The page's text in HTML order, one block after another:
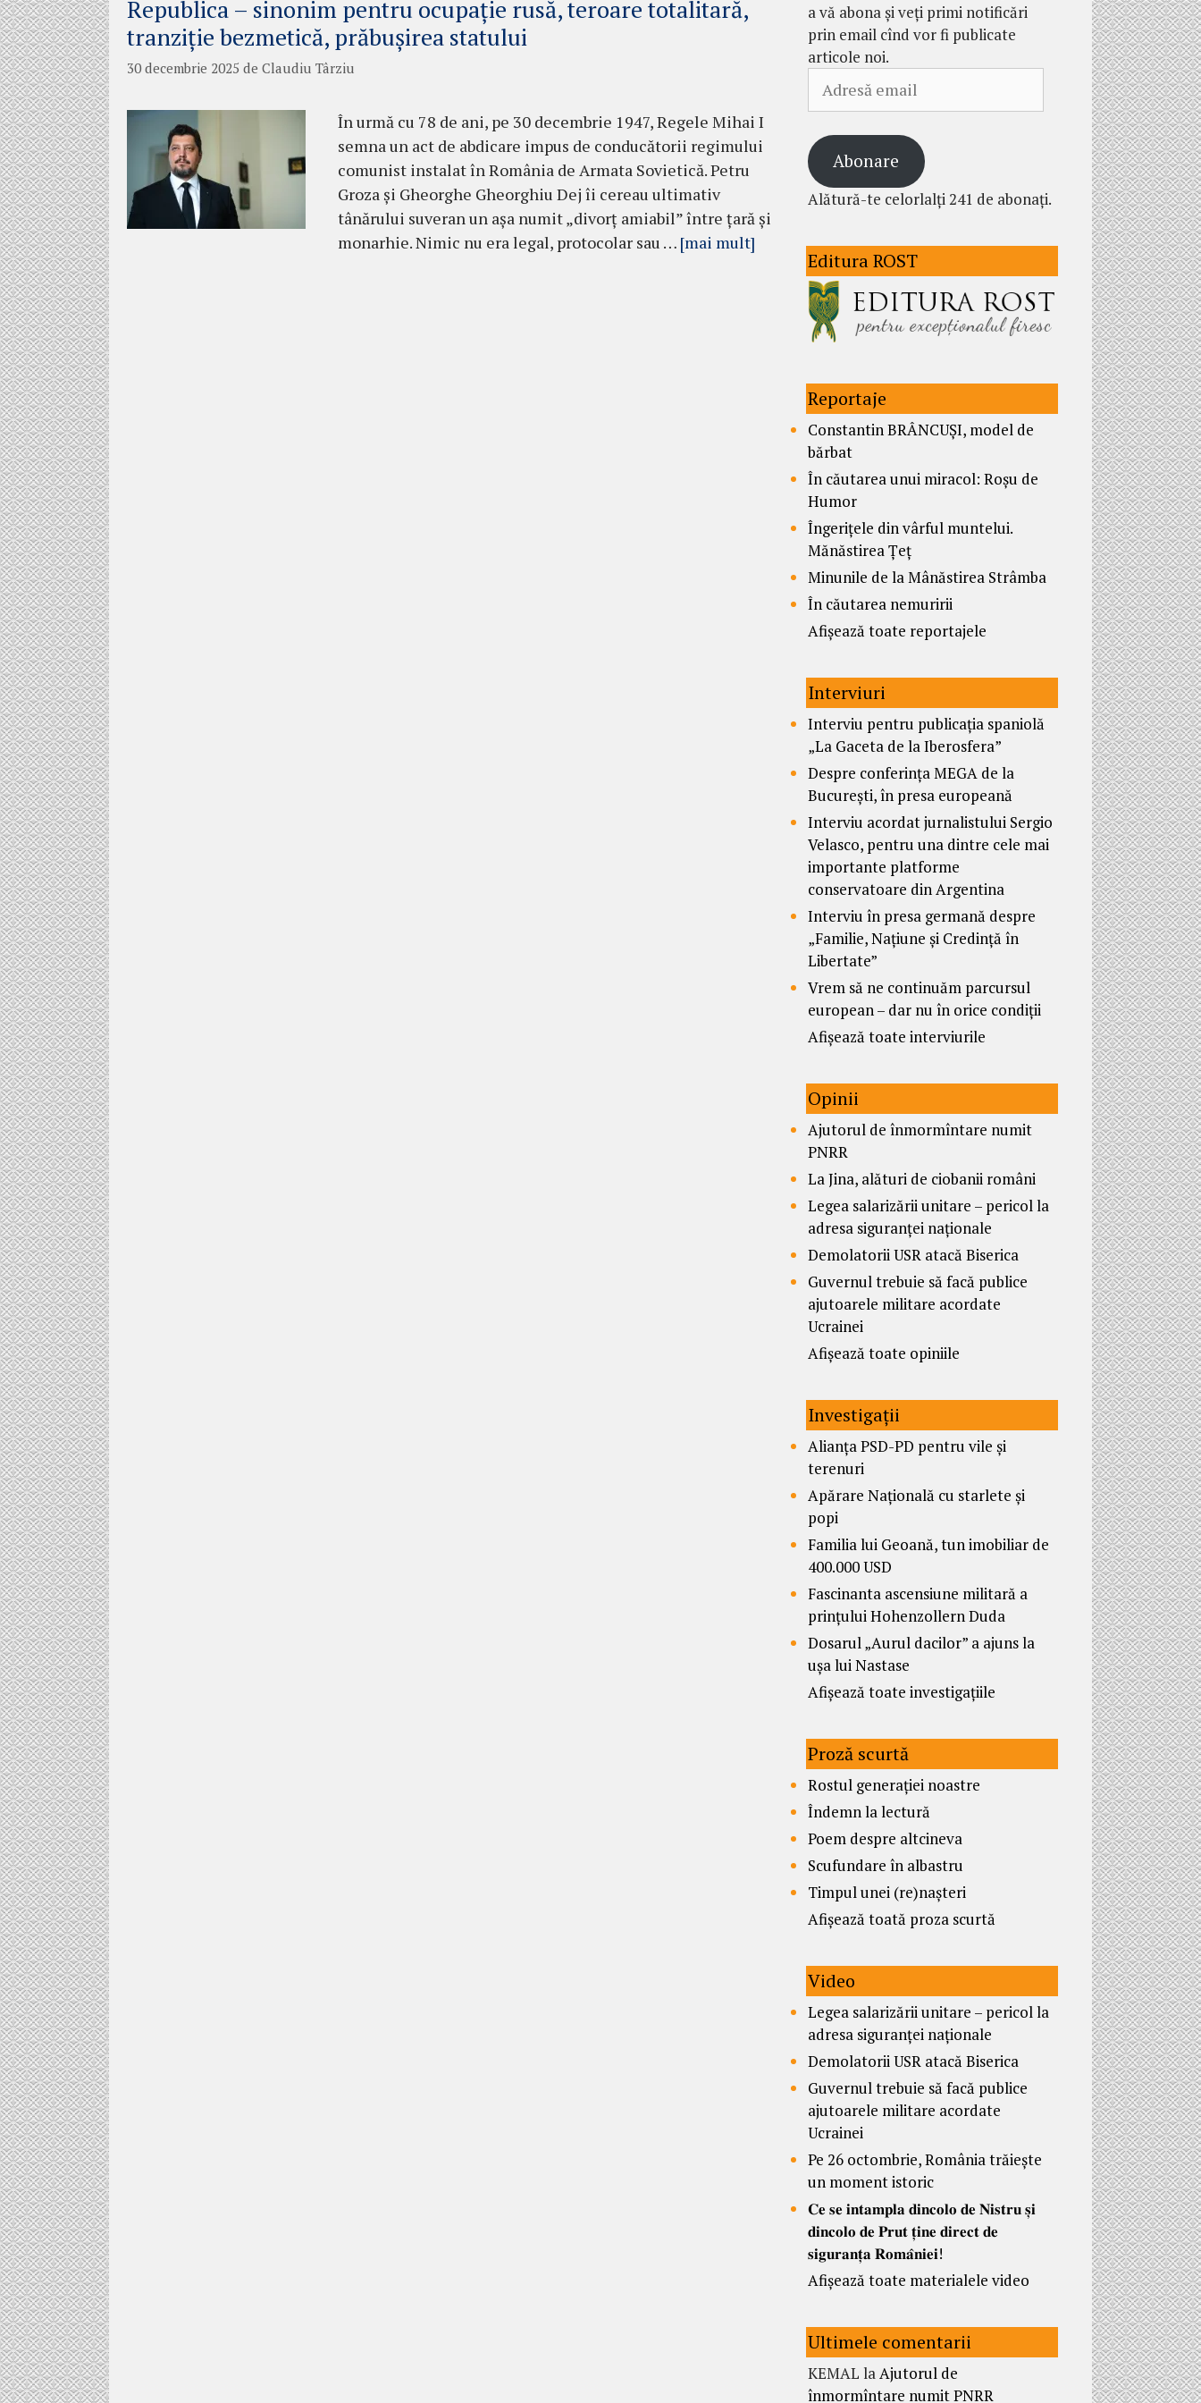
Republica – sinonim pentru ocupație rusă, teroare totalitară,
tranziție bezmetică, prăbușirea statului
30 decembrie 2025 de Claudiu Târziu
În urmă cu 78 de ani, pe 30 decembrie 1947, Regele Mihai I
semna un act de abdicare impus de conducătorii regimului
comunist instalat în România de Armata Sovietică. Petru
Groza și Gheorghe Gheorghiu Dej îi cereau ultimativ
tânărului suveran un așa numit „divorț amiabil” între țară și
monarhie. Nimic nu era legal, protocolar sau … [mai mult]
a vă abona și veți primi notificări
prin email cînd vor fi publicate
articole noi.
email
Abonare
Alătură-te celorlalți 241 de abonați.
Editura ROST
Reportaje
Constantin BRÂNCUȘI, model de
bărbat
În căutarea unui miracol: Roșu de
Humor
Îngerițele din vârful muntelui.
Mănăstirea Țeț
Minunile de la Mânăstirea Strâmba
În căutarea nemuririi
Afișează toate reportajele
Interviuri
Interviu pentru publicația spaniolă
„La Gaceta de la Iberosfera”
Despre conferința MEGA de la
București, în presa europeană
Interviu acordat jurnalistului Sergio
Velasco, pentru una dintre cele mai
importante platforme
conservatoare din Argentina
Interviu în presa germană despre
„Familie, Națiune și Credință în
Libertate”
Vrem să ne continuăm parcursul
european – dar nu în orice condiții
Afișează toate interviurile
Opinii
Ajutorul de înmormîntare numit
PNRR
La Jina, alături de ciobanii români
Legea salarizării unitare – pericol la
adresa siguranței naționale
Demolatorii USR atacă Biserica
Guvernul trebuie să facă publice
ajutoarele militare acordate
Ucrainei
Afișează toate opiniile
Investigații
Alianța PSD-PD pentru vile și
terenuri
Apărare Națională cu starlete și
popi
Familia lui Geoană, tun imobiliar de
400.000 USD
Fascinanta ascensiune militară a
prințului Hohenzollern Duda
Dosarul „Aurul dacilor” a ajuns la
ușa lui Nastase
Afișează toate investigațiile
Proză scurtă
Rostul generației noastre
Îndemn la lectură
Poem despre altcineva
Scufundare în albastru
Timpul unei (re)nașteri
Afișează toată proza scurtă
Video
Legea salarizării unitare – pericol la
adresa siguranței naționale
Demolatorii USR atacă Biserica
Guvernul trebuie să facă publice
ajutoarele militare acordate
Ucrainei
Pe 26 octombrie, România trăiește
un moment istoric
𝐂𝐞 𝐬𝐞 𝐢𝐧𝐭𝐚𝐦𝐩𝐥𝐚 𝐝𝐢𝐧𝐜𝐨𝐥𝐨 𝐝𝐞 𝐍𝐢𝐬𝐭𝐫𝐮 𝐬̦𝐢
𝐝𝐢𝐧𝐜𝐨𝐥𝐨 𝐝𝐞 𝐏𝐫𝐮𝐭 𝐭̦𝐢𝐧𝐞 𝐝𝐢𝐫𝐞𝐜𝐭 𝐝𝐞
𝐬𝐢𝐠𝐮𝐫𝐚𝐧𝐭̦𝐚 𝐑𝐨𝐦𝐚̂𝐧𝐢𝐞𝐢!
Afișează toate materialele video
Ultimele comentarii
KEMAL laAjutorul de
înmormîntare numit PNRR